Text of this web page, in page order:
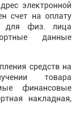
электронной
счет на оплату
для физ. лица
данные
средств на
товара
финансовые
накладная,